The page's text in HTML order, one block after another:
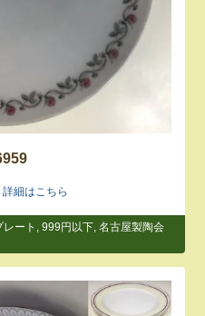
詳細はこちら
レート ,999円以下 ,名古屋製陶会